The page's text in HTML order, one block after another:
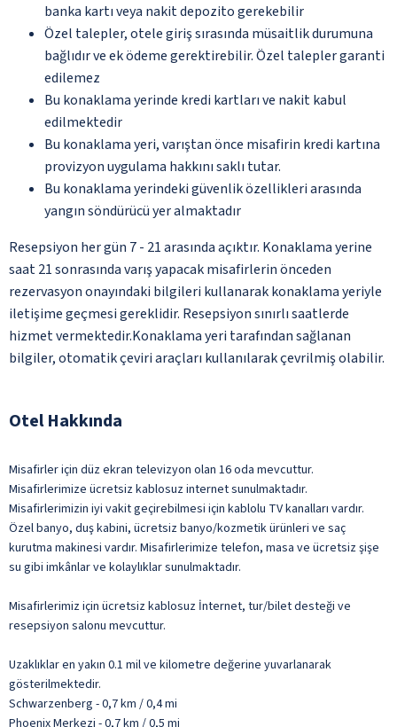
banka kartı veya nakit depozito gerekebilir
Özel talepler, otele giriş sırasında müsaitlik durumuna
bağlıdır ve ek ödeme gerektirebilir. Özel talepler garanti
edilemez
Bu konaklama yerinde kredi kartları ve nakit kabul
edilmektedir
Bu konaklama yeri, varıştan önce misafirin kredi kartına
provizyon uygulama hakkını saklı tutar.
Bu konaklama yerindeki güvenlik özellikleri arasında
yangın söndürücü yer almaktadır
Resepsiyon her gün 7 - 21 arasında açıktır. Konaklama yerine
saat 21 sonrasında varış yapacak misafirlerin önceden
rezervasyon onayındaki bilgileri kullanarak konaklama yeriyle
iletişime geçmesi gereklidir. Resepsiyon sınırlı saatlerde
hizmet vermektedir.Konaklama yeri tarafından sağlanan
bilgiler, otomatik çeviri araçları kullanılarak çevrilmiş olabilir.
Otel Hakkında
Misafirler için düz ekran televizyon olan 16 oda mevcuttur.
Misafirlerimize ücretsiz kablosuz internet sunulmaktadır.
Misafirlerimizin iyi vakit geçirebilmesi için kablolu TV kanalları vardır.
Özel banyo, duş kabini, ücretsiz banyo/kozmetik ürünleri ve saç
kurutma makinesi vardır. Misafirlerimize telefon, masa ve ücretsiz şişe
su gibi imkânlar ve kolaylıklar sunulmaktadır.
Misafirlerimiz için ücretsiz kablosuz İnternet, tur/bilet desteği ve
resepsiyon salonu mevcuttur.
Uzaklıklar en yakın 0.1 mil ve kilometre değerine yuvarlanarak
gösterilmektedir.
Schwarzenberg - 0,7 km / 0,4 mi
Phoenix Merkezi - 0,7 km / 0,5 mi